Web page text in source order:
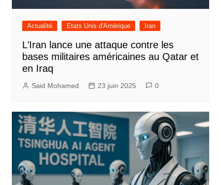
Actualité Etats Unis d'Amérique Iran
L’Iran lance une attaque contre les
bases militaires américaines au Qatar et
en Iraq
Said Mohamed 23 juin 2025 0